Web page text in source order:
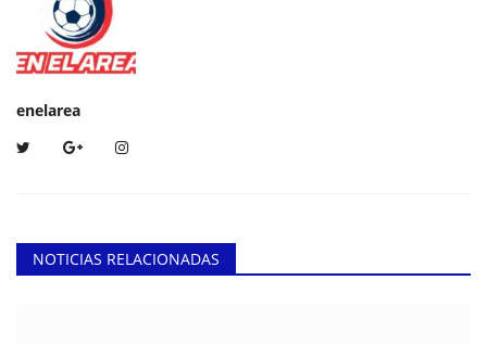
enelarea
NOTICIAS RELACIONADAS